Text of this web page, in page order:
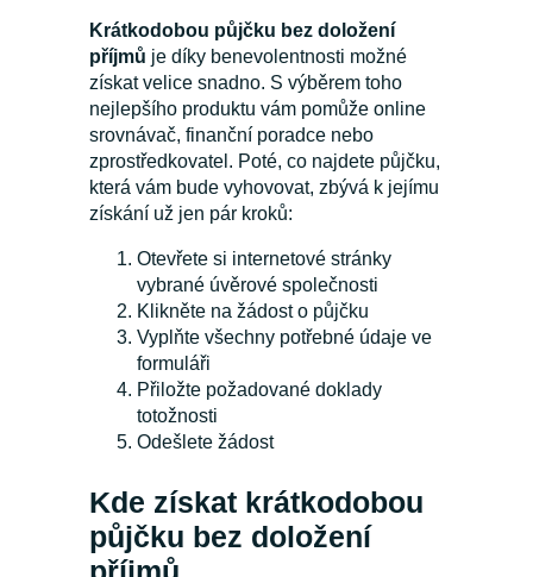
Krátkodobou půjčku bez doložení
příjmů je díky benevolentnosti možné
získat velice snadno. S výběrem toho
nejlepšího produktu vám pomůže online
srovnávač, finanční poradce nebo
zprostředkovatel. Poté, co najdete půjčku,
která vám bude vyhovovat, zbývá k jejímu
získání už jen pár kroků:
Otevřete si internetové stránky
vybrané úvěrové společnosti
Klikněte na žádost o půjčku
Vyplňte všechny potřebné údaje ve
formuláři
Přiložte požadované doklady
totožnosti
Odešlete žádost
Kde získat krátkodobou
půjčku bez doložení